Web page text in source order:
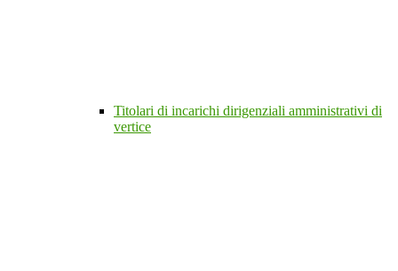
Titolari di incarichi dirigenziali amministrativi di
vertice